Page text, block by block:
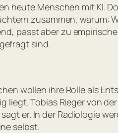
heute Menschen mit KI.
zusammen, warum:
passt aber zu
sind.
wollen ihre Rolle als
Tobias Rieger von
sagt er. In der Radiologie
selbst.